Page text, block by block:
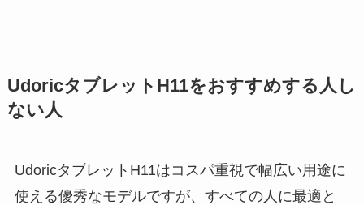
UdoricタブレットH11をおすすめする人し
ない人
UdoricタブレットH11はコスパ重視で幅広い用途に
使える優秀なモデルですが、すべての人に最適と